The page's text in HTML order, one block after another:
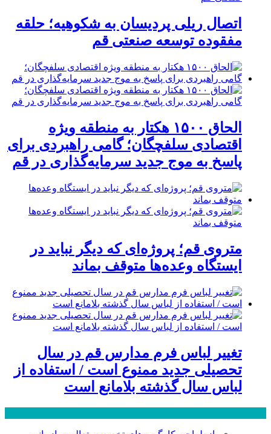
اتصال ریلی پردیسان به شکوهیه؛ حلقه
مفقوده توسعه صنعتی قم
الحاق ۱۵۰۰ هکتار به منطقه ویژه
اقتصادی سلفچگان؛ گامی راهبردی برای
پاسخ به موج جدید سرمایه‌گذاری در قم
متروی قم؛ پروژه‌ای که دیگر نباید در
ایستگاه وعده‌ها متوقف بماند
تغییر لباس فرم مدارس قم در سال
تحصیلی جدید ممنوع است / استفاده از
لباس سال گذشته بلامانع است